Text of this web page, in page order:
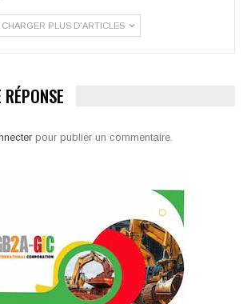
CHARGER PLUS D'ARTICLES
pour publier un commentaire.